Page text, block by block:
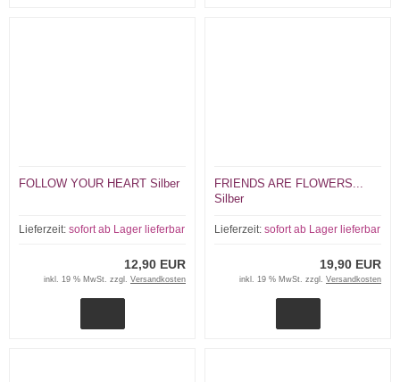
FOLLOW YOUR HEART Silber
Lieferzeit: sofort ab Lager lieferbar
12,90 EUR
inkl. 19 % MwSt. zzgl. Versandkosten
FRIENDS ARE FLOWERS...
Silber
Lieferzeit: sofort ab Lager lieferbar
19,90 EUR
inkl. 19 % MwSt. zzgl. Versandkosten